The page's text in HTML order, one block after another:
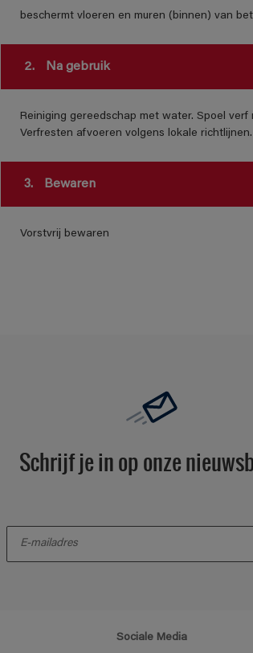
beschermt vloeren en muren (binnen) van
2. Na gebruik
Reiniging gereedschap met water. Spoel
Verfresten afvoeren volgens lokale richtlijnen.
3. Bewaren
Vorstvrij bewaren
Schrijf je in op onze
Sociale Media